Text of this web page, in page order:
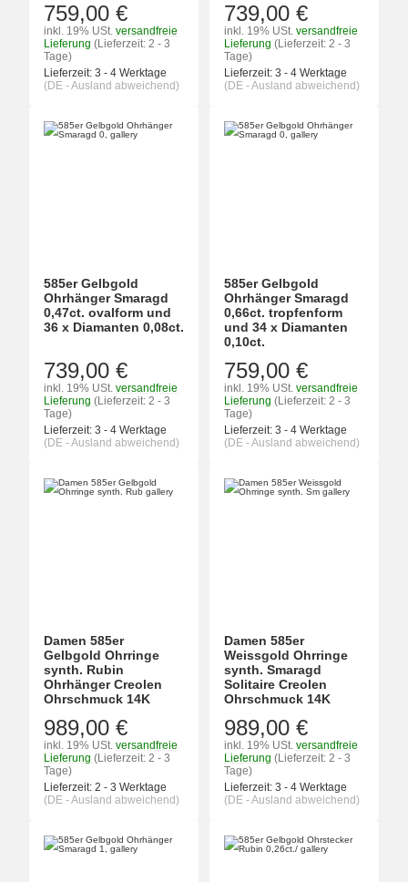
759,00 €
inkl. 19% USt. versandfreie
Lieferung (Lieferzeit: 2 - 3
Tage)
Lieferzeit: 3 - 4 Werktage
(DE - Ausland abweichend)
739,00 €
inkl. 19% USt. versandfreie
Lieferung (Lieferzeit: 2 - 3
Tage)
Lieferzeit: 3 - 4 Werktage
(DE - Ausland abweichend)
585er Gelbgold
Ohrhänger Smaragd
0,47ct. ovalform und
36 x Diamanten 0,08ct.
739,00 €
inkl. 19% USt. versandfreie
Lieferung (Lieferzeit: 2 - 3
Tage)
Lieferzeit: 3 - 4 Werktage
(DE - Ausland abweichend)
585er Gelbgold
Ohrhänger Smaragd
0,66ct. tropfenform
und 34 x Diamanten
0,10ct.
759,00 €
inkl. 19% USt. versandfreie
Lieferung (Lieferzeit: 2 - 3
Tage)
Lieferzeit: 3 - 4 Werktage
(DE - Ausland abweichend)
Damen 585er
Gelbgold Ohrringe
synth. Rubin
Ohrhänger Creolen
Ohrschmuck 14K
989,00 €
inkl. 19% USt. versandfreie
Lieferung (Lieferzeit: 2 - 3
Tage)
Lieferzeit: 2 - 3 Werktage
(DE - Ausland abweichend)
Damen 585er
Weissgold Ohrringe
synth. Smaragd
Solitaire Creolen
Ohrschmuck 14K
989,00 €
inkl. 19% USt. versandfreie
Lieferung (Lieferzeit: 2 - 3
Tage)
Lieferzeit: 3 - 4 Werktage
(DE - Ausland abweichend)